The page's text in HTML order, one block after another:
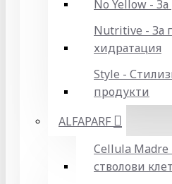
No Yellow - За
Nutritive - За
хидратация
Style -
продукти
ALFAPARF
Cellula Madre
стволови